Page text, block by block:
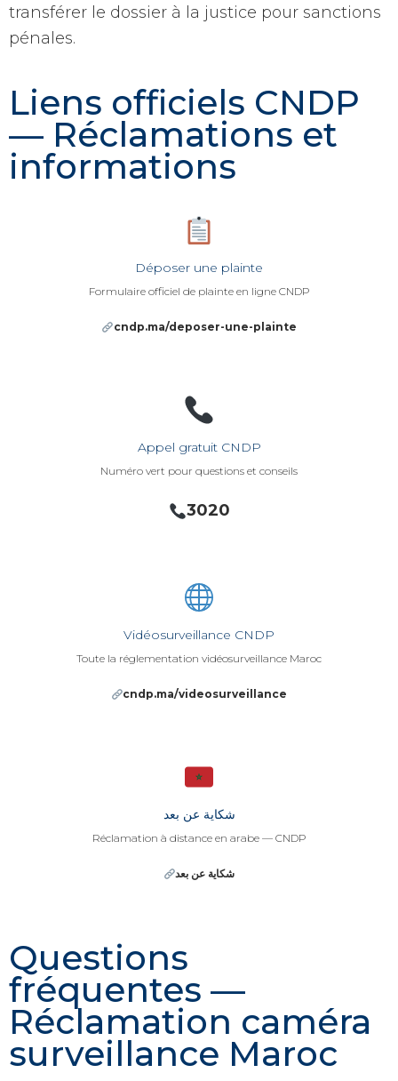
transférer le dossier à la justice pour sanctions
pénales.
Liens officiels CNDP
— Réclamations et
informations
Déposer une plainte
Formulaire officiel de plainte en ligne CNDP
cndp.ma/deposer-une-plainte
Appel gratuit CNDP
Numéro vert pour questions et conseils
3020
Vidéosurveillance CNDP
Toute la réglementation vidéosurveillance Maroc
cndp.ma/videosurveillance
شكاية عن بعد
Réclamation à distance en arabe — CNDP
شكاية عن بعد
Questions
fréquentes —
Réclamation caméra
surveillance Maroc